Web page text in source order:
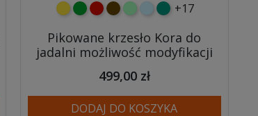
żółtyzielonyczerwony
czekoladowy
miętowybłękitny
turkusowy
+17
Pikowane krzesło Kora do
jadalni możliwość modyfikacji
499,00 zł
DODAJ DO KOSZYKA